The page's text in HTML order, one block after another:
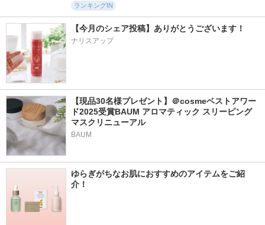
ランキングIN
【今月のシェア投稿】ありがとうございます！
ナリスアップ
【現品30名様プレゼント】＠cosmeベストアワー
ド2025受賞BAUM アロマティック スリーピング
マスクリニューアル
BAUM
ゆらぎがちなお肌におすすめのアイテムをご紹
介！